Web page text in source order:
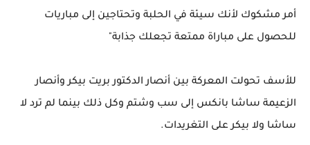
أمر مشكوك لأنك سيئة في الحلبة وتحتاجين إلى مباريات
للحصول على مباراة ممتعة تجعلك جذابة"
للأسف تحولت المعركة بين أنصار الدكتور بريت بيكر وأنصار
الزعيمة ساشا بانكس إلى سب وشتم وكل ذلك بينما لم ترد لا
ساشا ولا بيكر على التغريدات.